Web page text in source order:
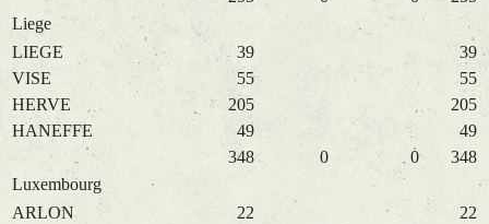
Liege
LIEGE
39
39
VISE
55
55
HERVE
205
205
HANEFFE
49
49
348
0 0
348
Luxembourg
ARLON
22
22